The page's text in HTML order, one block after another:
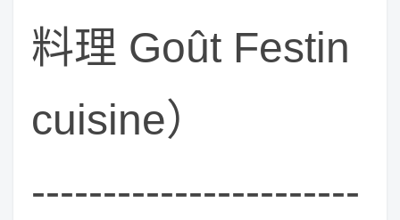
料理 Goût Festin
cuisine）
-----------------------